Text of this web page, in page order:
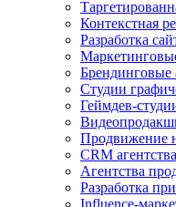
Контекстная
Разработка
Брендинговые
Студии
Геймдев-
Продвижение
CRM агентства
Агентства
Разработка
Influence-